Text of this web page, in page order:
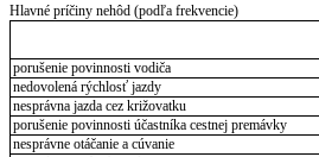
Hlavné príčiny nehôd (podľa frekvencie)
porušenie povinnosti vodiča
nedovolená rýchlosť jazdy
nesprávna jazda cez križovatku
porušenie povinnosti účastníka cestnej premávky
nesprávne otáčanie a cúvanie